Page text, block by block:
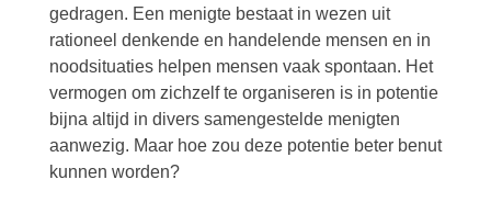
gedragen. Een menigte bestaat in wezen uit
rationeel denkende en handelende mensen en in
noodsituaties helpen mensen vaak spontaan. Het
vermogen om zichzelf te organiseren is in potentie
bijna altijd in divers samengestelde menigten
aanwezig. Maar hoe zou deze potentie beter benut
kunnen worden?